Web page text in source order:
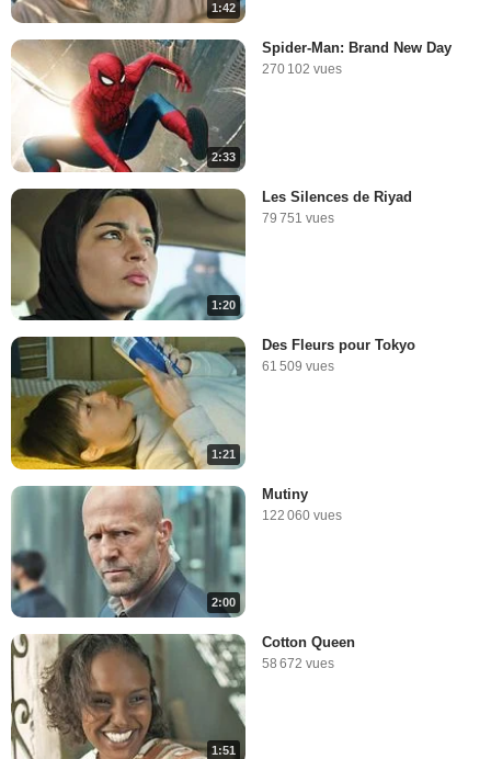
1:42
2:33
Spider-Man: Brand New Day
270 102 vues
1:20
Les Silences de Riyad
79 751 vues
1:21
Des Fleurs pour Tokyo
61 509 vues
2:00
Mutiny
122 060 vues
1:51
Cotton Queen
58 672 vues